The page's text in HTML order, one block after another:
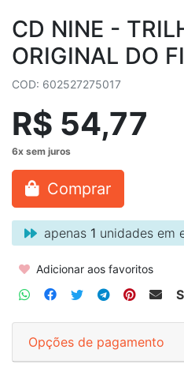
CD NINE -
ORIGINAL DO
COD: 602527275017
R$ 54,77
Comprar
apenas 1 unidades em
Adicionar aos favoritos
Opções de pagamento